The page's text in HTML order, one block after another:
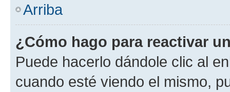
Arriba
¿Cómo hago para reactivar
Puede hacerlo dándole clic al
cuando esté viendo el mismo,